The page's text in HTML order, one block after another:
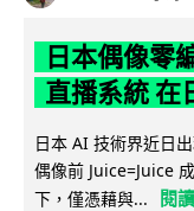
日本偶像零
直播系統 在
日本 AI 技術界近日
偶像前 Juice=Juice
下，僅憑藉與...
閱